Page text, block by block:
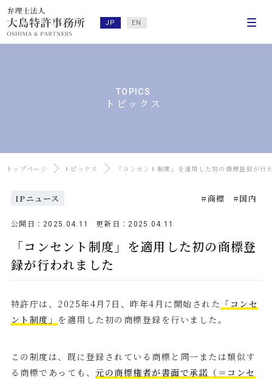
JP EN
TOPICS
トピックス
トップページ トピックス 「コンセント制度」を適用した初の商標登録が行
IPニュース 商標 国内
公開日： 2025.04.11 更新日： 2025.04.11
「コンセント制度」を適用した初の商標登
録が行われました
特許庁は、2025年4月7日、 昨年4月に開始された 「コンセ
ント制度」 を適用した初の商標登録を行いました。
この制度は、既に登録されている商標と同一または類似す
る商標であっても、 元の商標権者が書面で承諾（＝コンセ